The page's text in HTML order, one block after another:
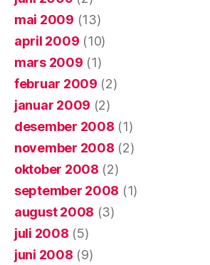
mai 2009 (13)
april 2009 (10)
mars 2009 (1)
februar 2009 (2)
januar 2009 (2)
desember 2008 (1)
november 2008 (2)
oktober 2008 (2)
september 2008 (1)
august 2008 (3)
juli 2008 (5)
juni 2008 (9)